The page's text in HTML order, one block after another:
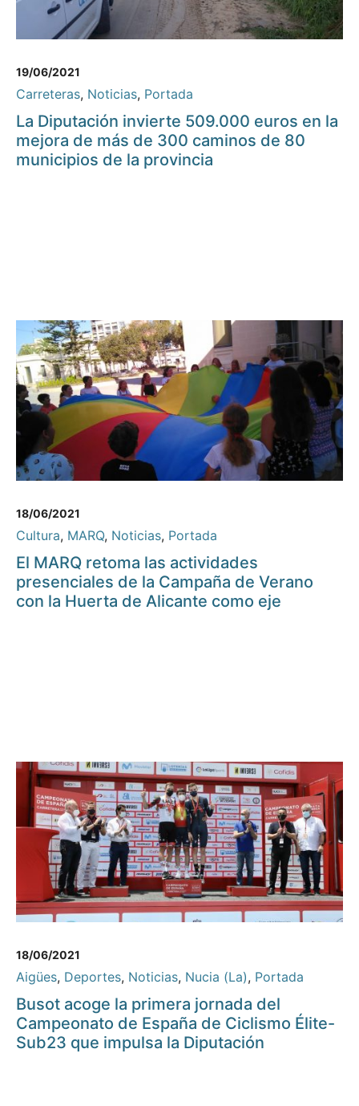
19/06/2021
Carreteras, Noticias, Portada
La Diputación invierte 509.000 euros en la
mejora de más de 300 caminos de 80
municipios de la provincia
18/06/2021
Cultura, MARQ, Noticias, Portada
El MARQ retoma las actividades
presenciales de la Campaña de Verano
con la Huerta de Alicante como eje
18/06/2021
Aigües, Deportes, Noticias, Nucia (La), Portada
Busot acoge la primera jornada del
Campeonato de España de Ciclismo Élite-
Sub23 que impulsa la Diputación